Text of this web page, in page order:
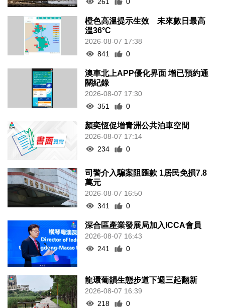
橙色高溫提示生效 未來數日最高
溫36°C
2026-08-07 17:38
841
0
澳車北上APP優化界面 增已預約通
關紀錄
2026-08-07 17:30
351
0
顏奕恆促增青洲公共泊車空間
2026-08-07 17:14
234
0
司警介入騙案阻匯款 1居民免損7.8
萬元
2026-08-07 16:50
341
0
深合區產業發展局加入ICCA會員
2026-08-07 16:43
241
0
龍環葡韻生態步道下週三起翻新
2026-08-07 16:39
218
0